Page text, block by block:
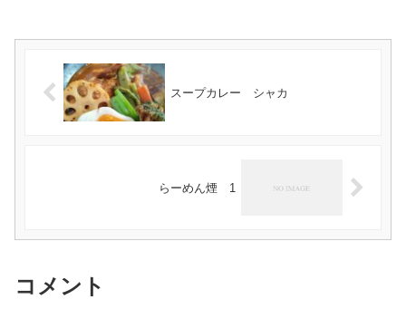
スープカレー シャカ
らーめん煙 1
コメント